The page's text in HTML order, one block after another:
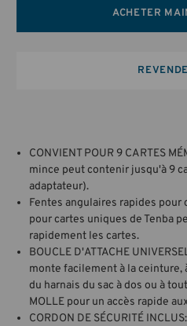
ACHETER
CONVIENT POUR 9 CARTES
mince peut contenir jusqu'à 9
adaptateur).
Fentes angulaires rapides
pour cartes uniques de Tenba
rapidement les cartes.
BOUCLE D'ATTACHE
monte facilement à la ceinture,
du harnais du sac à dos ou à
MOLLE pour un accès rapide
CORDON DE SÉCURITÉ